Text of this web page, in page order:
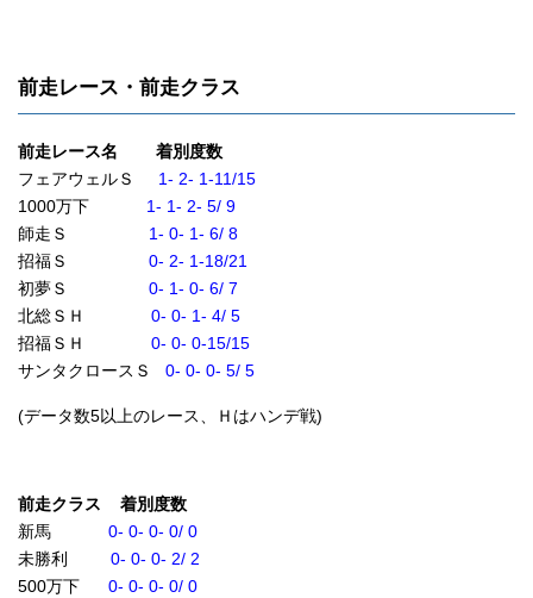
前走レース・前走クラス
前走レース名 着別度数
フェアウェルＳ 1- 2- 1-11/15
1000万下 1- 1- 2- 5/ 9
師走Ｓ 1- 0- 1- 6/ 8
招福Ｓ 0- 2- 1-18/21
初夢Ｓ 0- 1- 0- 6/ 7
北総ＳＨ 0- 0- 1- 4/ 5
招福ＳＨ 0- 0- 0-15/15
サンタクロースＳ 0- 0- 0- 5/ 5
(データ数5以上のレース、Ｈはハンデ戦)
前走クラス 着別度数
新馬 0- 0- 0- 0/ 0
未勝利 0- 0- 0- 2/ 2
500万下 0- 0- 0- 0/ 0